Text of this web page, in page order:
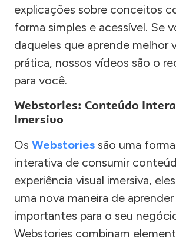
explicações sobre conceitos
forma simples e acessível. Se
daqueles que aprende melhor
prática, nossos vídeos são o
para você.
Webstories: Conteúdo
Imersivo
Os Webstories são uma
interativa de consumir
experiência visual imersiva,
uma nova maneira de
importantes para o seu
Webstories combinam